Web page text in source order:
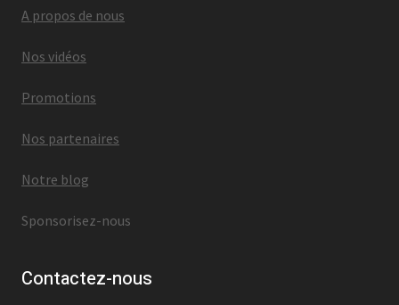
A propos de nous
Nos vidéos
Promotions
Nos partenaires
Notre blog
Sponsorisez-nous
Contactez-nous